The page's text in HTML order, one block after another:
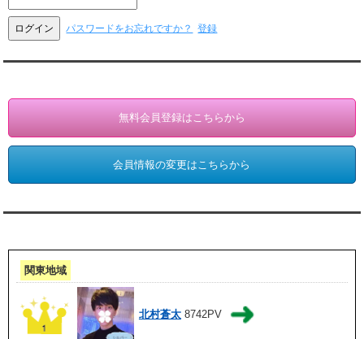
パスワードをお忘れですか？ 登録
無料会員登録はこちらから
会員情報の変更はこちらから
関東地域
北村蒼太8742PV